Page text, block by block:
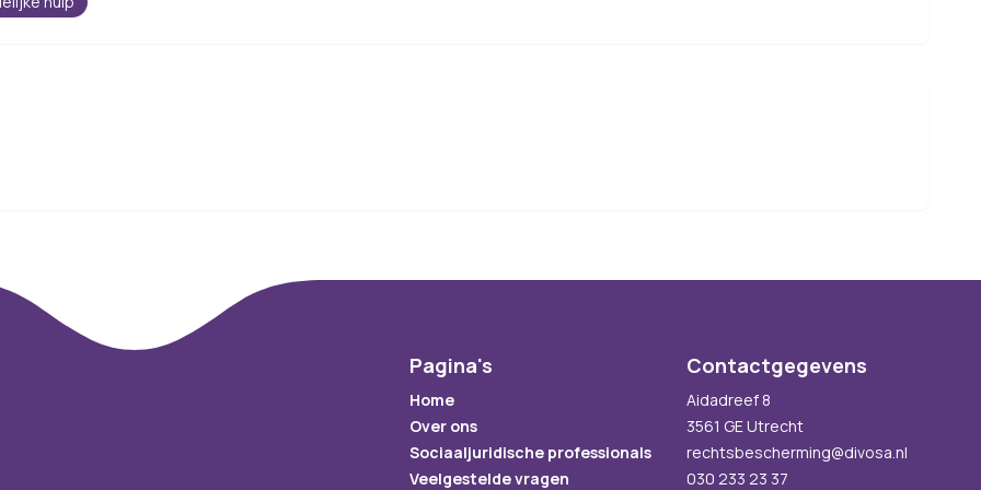
Pagina's
Home
Over ons
Sociaaljuridische professionals
Veelgestelde vragen
Contactgegevens
Aidadreef 8
3561 GE Utrecht
rechtsbescherming@divosa.nl
030 233 23 37